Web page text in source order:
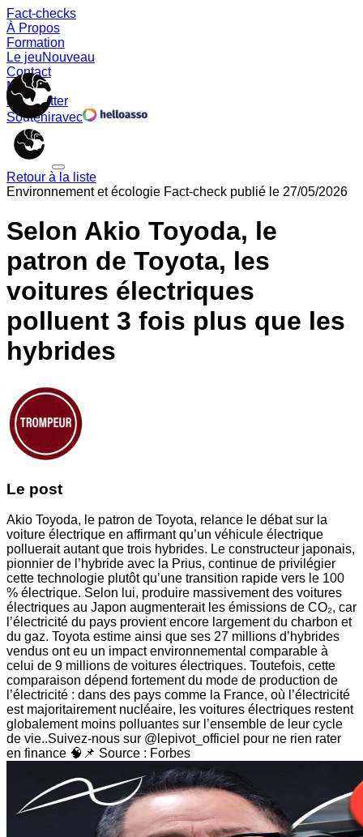
Fact-checks
À Propos
Formation
Le jeuNouveau
Contact
Memes
Newsletter
Souteniravec
Retour à la liste
Environnement et écologie Fact-check publié le 27/05/2026
Selon Akio Toyoda, le
patron de Toyota, les
voitures électriques
polluent 3 fois plus que les
hybrides
Le post
Akio Toyoda, le patron de Toyota, relance le débat sur la
voiture électrique en affirmant qu’un véhicule électrique
polluerait autant que trois hybrides. Le constructeur japonais,
pionnier de l’hybride avec la Prius, continue de privilégier
cette technologie plutôt qu’une transition rapide vers le 100
% électrique. Selon lui, produire massivement des voitures
électriques au Japon augmenterait les émissions de CO₂, car
l’électricité du pays provient encore largement du charbon et
du gaz. Toyota estime ainsi que ses 27 millions d’hybrides
vendus ont eu un impact environnemental comparable à
celui de 9 millions de voitures électriques. Toutefois, cette
comparaison dépend fortement du mode de production de
l’électricité : dans des pays comme la France, où l’électricité
est majoritairement nucléaire, les voitures électriques restent
globalement moins polluantes sur l’ensemble de leur cycle
de vie..Suivez-nous sur @lepivot_officiel pour ne rien rater
en finance 🧠📌 Source : Forbes